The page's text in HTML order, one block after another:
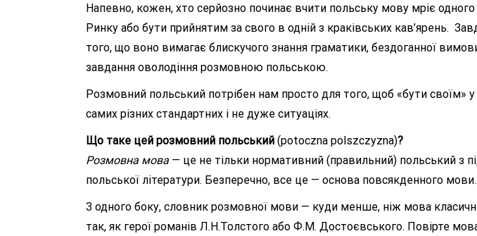
Напевно, кожен, хто серйозно починає вчити польську мову мріє
Ринку або бути прийнятим за свого в одній з краківських кав’ярень.
того, що воно вимагає блискучого знання граматики, бездоганної
завдання оволодіння розмовною польською.
Розмовний польський потрібен нам просто для того, щоб «бути своїм»
самих різних стандартних і не дуже ситуаціях.
Що таке цей розмовний польський (potoczna polszczyzna)?
Розмовна мова — це не тільки нормативний (правильний) польський з
польської літератури. Безперечно, все це — основа повсякденного
З одного боку, словник розмовної мови — куди менше, ніж мова
так, як герої романів Л.Н.Толстого або Ф.М. Достоєвського. Повірте